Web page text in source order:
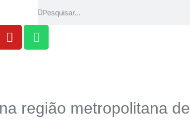
região metropolitana de